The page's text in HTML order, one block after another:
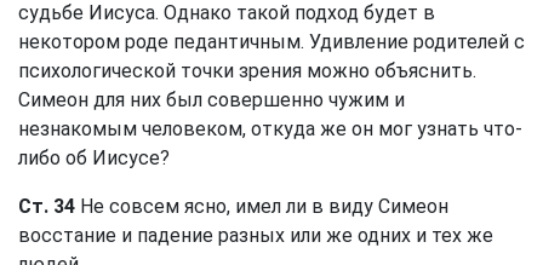
судьбе Иисуса. Однако такой подход будет в
некотором роде педантичным. Удивление родителей с
психологической точки зрения можно объяснить.
Симеон для них был совершенно чужим и
незнакомым человеком, откуда же он мог узнать что-
либо об Иисусе?
Ст. 34 Не совсем ясно, имел ли в виду Симеон
восстание и падение разных или же одних и тех же